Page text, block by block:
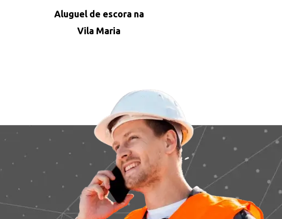
Aluguel de escora na
Vila Maria